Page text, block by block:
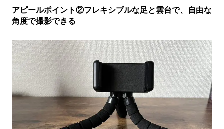
アピールポイント②フレキシブルな足と雲台で、自由な
角度で撮影できる